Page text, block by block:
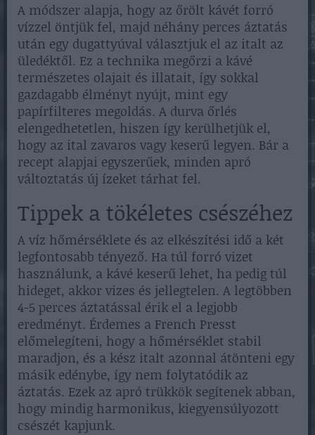
A módszer alapja, hogy az őrölt kávét forró
vízzel öntjük fel, majd néhány perces áztatás
után egy dugattyúval választjuk el az italt az
üledéktől. Ez a technika megőrzi a kávé
természetes olajait és illatait, így sokkal
gazdagabb élményt nyújt, mint egy
papírfilteres megoldás. A durva őrlés
elengedhetetlen, hiszen így kerülhetjük el,
hogy az ital zavaros vagy keserű legyen. Bár a
recept alapjai egyszerűek, minden apró
változtatás új ízeket tárhat fel.
Tippek a tökéletes csészéhez
A víz hőmérséklete és az elkészítési idő a két
legfontosabb tényező. Ha túl forró vizet
használunk, a kávé keserű lehet, ha pedig túl
hideget, akkor vizes és jellegtelen. A legtöbben
4-5 perces áztatással érik el a legjobb
eredményt. Érdemes a French Presst
előmelegíteni, hogy a hőmérséklet stabil
maradjon, és a kész italt azonnal átönteni egy
másik edénybe, így nem folytatódik az
áztatás. Ezek az apró trükkök segítenek abban,
hogy mindig harmonikus, kiegyensúlyozott
csészét kapjunk.